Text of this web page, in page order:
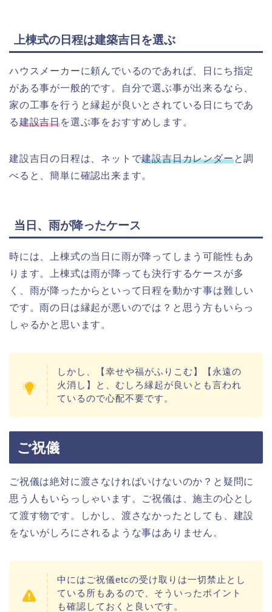
上棟式の日程は建築吉日を選ぶ
ハウスメーカーに頼んでいるのであれば、日にち指定
がある事が一般的です。自分で選ぶ事が出来るなら、
家の工事を行うと縁起が良いとされている日にちであ
る建設吉日を選ぶ事をおすすめします。
建設吉日の日程は、ネットで建設吉日カレンダーと調
べると、簡単に確認出来ます。
当日、雨が降ったケース
時には、上棟式の当日に雨が降ってしまう可能性もあ
ります。上棟式は雨が降っても決行するケースが多
く、雨が降ったからといって日程を動かす事は難しい
です。雨の日は縁起が悪いのでは？と思う方もいらっ
しゃるかと思います。
しかし、【幸せや福がふりこむ】【永遠の
火消し】と、むしろ縁起が良いとも言われ
ているので心配不要です。
ご祝儀
ご祝儀は絶対に渡さなければいけないのか？と疑問に
思う人もいらっしゃいます。ご祝儀は、施主の心とし
て渡す物です。しかし、渡さなかったとしても、建設
をないがしろにされるような事はありません。
中にはご祝儀etcの受け取りは一切禁止とし
ている所もあるので、そういったポイント
も確認しておくと良いです。